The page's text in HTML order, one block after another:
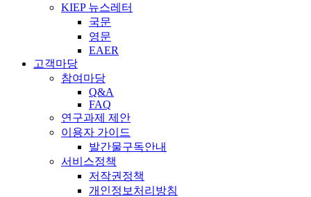
KIEP 뉴스레터
국문
영문
EAER
고객마당
참여마당
Q&A
FAQ
연구과제 제안
이용자 가이드
발간물구독안내
서비스정책
저작권정책
개인정보처리방침